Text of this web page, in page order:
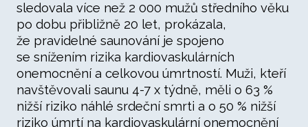
sledovala více než 2 000 mužů středního věku
po dobu přibližně 20 let, prokázala,
že pravidelné saunování je spojeno
se snížením rizika kardiovaskulárních
onemocnění a celkovou úmrtností. Muži, kteří
navštěvovali saunu 4-7 x týdně, měli o 63 %
nižší riziko náhlé srdeční smrti a o 50 % nižší
riziko úmrtí na kardiovaskulární onemocnění